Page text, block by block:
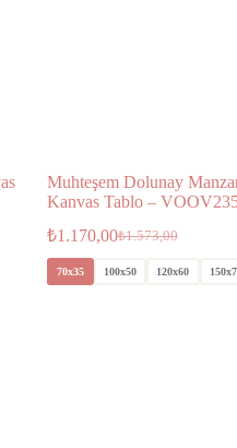
Muhteşem Dolunay
Kanvas Tablo –
₺1.573,00
₺1.170,00
70x35 100x50 120x60